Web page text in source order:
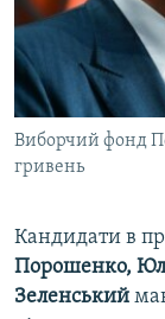
ВІДЕОУРОКИ
СВІДЧЕННЯ
УКРАЇНСЬКА
ІНФОГРАФІКА
Русский
Qırımtatar
ДОЛУЧАЙСЯ!
Усі сайти
Виборчий фонд
гривень
Кандидати в
Порошенко,
Зеленський